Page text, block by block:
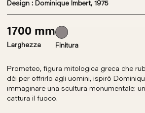
Design : Dominique Imbert, 1975
1700 mm
Larghezza Finitura
Prometeo, figura mitologica greca che
dèi per offrirlo agli uomini, ispirò
immaginare una scultura monumentale:
cattura il fuoco.